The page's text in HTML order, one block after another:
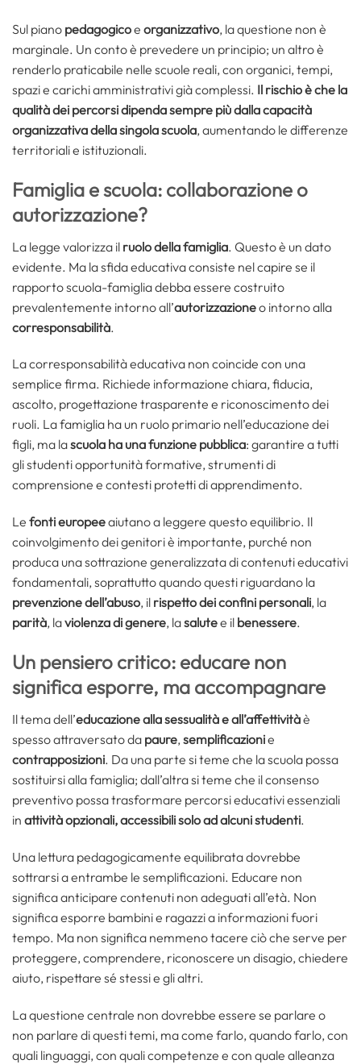
Sul piano pedagogicoe organizzativo, la questione non è
marginale. Un conto è prevedere un principio; un altro è
renderlo praticabile nelle scuole reali, con organici, tempi,
spazi e carichi amministrativi già complessi. Il rischio è che la
qualità dei percorsi dipenda sempre più dalla capacità
organizzativa della singola scuola, aumentando le differenze
territoriali e istituzionali.
Famiglia e scuola: collaborazione o
autorizzazione?
La legge valorizza il ruolo della famiglia. Questo è un dato
evidente. Ma la sfida educativa consiste nel capire se il
rapporto scuola-famiglia debba essere costruito
prevalentemente intorno all’autorizzazioneo intorno alla
corresponsabilità.
La corresponsabilità educativa non coincide con una
semplice firma. Richiede informazione chiara, fiducia,
ascolto, progettazione trasparente e riconoscimento dei
ruoli. La famiglia ha un ruolo primario nell’educazione dei
figli, ma lascuola ha una funzione pubblica: garantire a tutti
gli studenti opportunità formative, strumenti di
comprensione e contesti protetti di apprendimento.
Le fonti europeeaiutano a leggere questo equilibrio. Il
coinvolgimento dei genitori è importante, purché non
produca una sottrazione generalizzata di contenuti educativi
fondamentali, soprattutto quando questi riguardano la
prevenzione dell’abuso, il rispetto dei confini personali, la
parità, laviolenzadigenere, lasalutee il benessere.
Un pensiero critico: educare non
significa esporre, ma accompagnare
Il tema dell’educazione alla sessualità e all’affettivitàè
spesso attraversato da paure,semplificazionie
contrapposizioni. Da una parte si teme che la scuola possa
sostituirsi alla famiglia; dall’altra si teme che il consenso
preventivo possa trasformare percorsi educativi essenziali
in attività opzionali, accessibili solo ad alcuni studenti.
Una lettura pedagogicamente equilibrata dovrebbe
sottrarsi a entrambe le semplificazioni. Educare non
significa anticipare contenuti non adeguati all’età. Non
significa esporre bambini e ragazzi a informazioni fuori
tempo. Ma non significa nemmeno tacere ciò che serve per
proteggere, comprendere, riconoscere un disagio, chiedere
aiuto, rispettare sé stessi e gli altri.
La questione centrale non dovrebbe essere se parlare o
non parlare di questi temi, ma come farlo, quando farlo, con
quali linguaggi, con quali competenze e con quale alleanza